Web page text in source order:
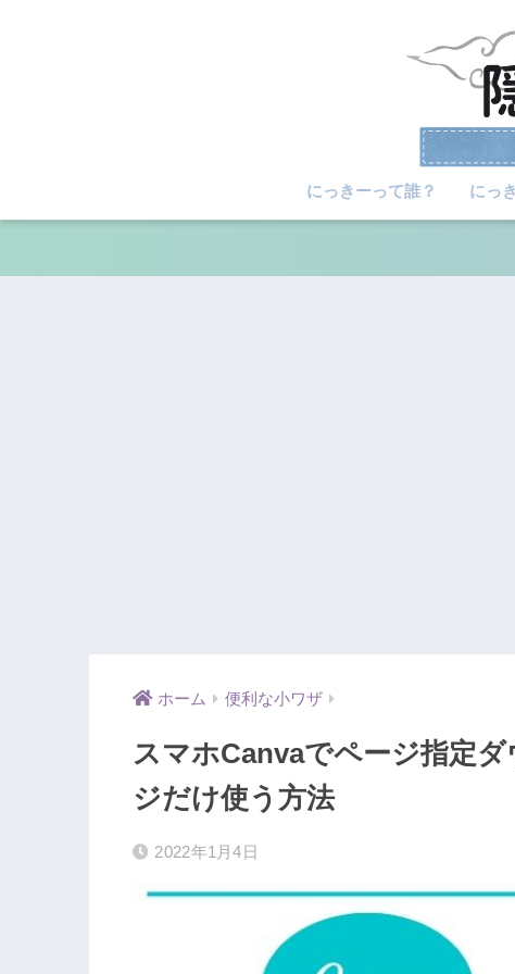
にっきーって誰？ にっ
ホーム 便利な小ワザ
スマホCanvaでページ指定
ジだけ使う方法
2022年1月4日